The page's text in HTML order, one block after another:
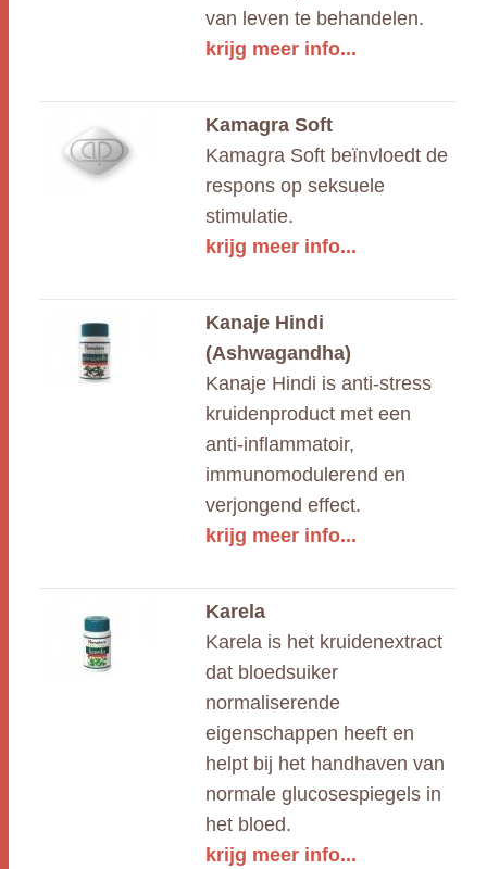
van leven te behandelen.
krijg meer info...
Kamagra Soft
Kamagra Soft beïnvloedt de
respons op seksuele
stimulatie.
krijg meer info...
Kanaje Hindi
(Ashwagandha)
Kanaje Hindi is anti-stress
kruidenproduct met een
anti-inflammatoir,
immunomodulerend en
verjongend effect.
krijg meer info...
Karela
Karela is het kruidenextract
dat bloedsuiker
normaliserende
eigenschappen heeft en
helpt bij het handhaven van
normale glucosespiegels in
het bloed.
krijg meer info...